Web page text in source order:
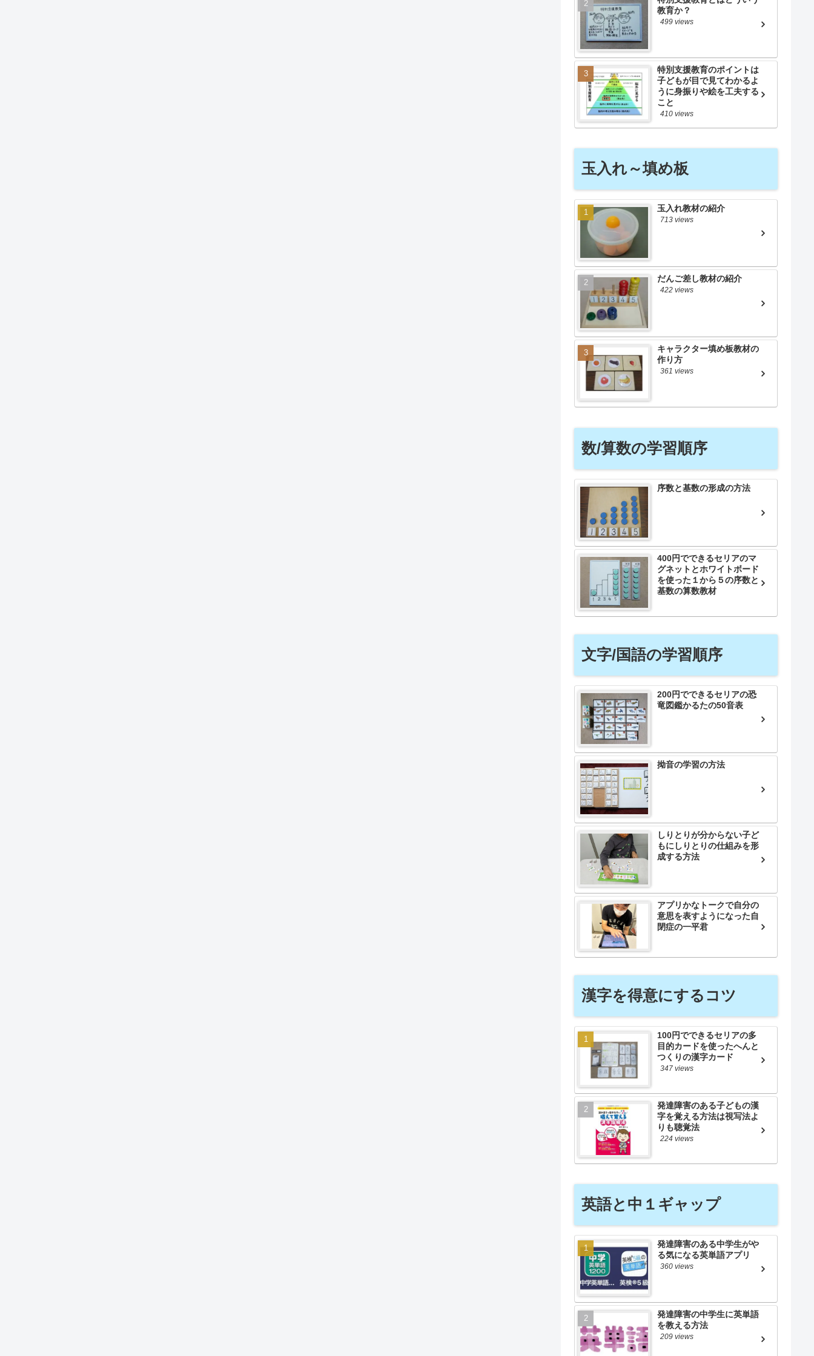
教育か？
499 views
特別支援教育のポイントは
子どもが目で見てわかるよ
うに身振りや絵を工夫する
こと
410 views
玉入れ～填め板
玉入れ教材の紹介
713 views
だんご差し教材の紹介
422 views
キャラクター填め板教材の
作り方
361 views
数/算数の学習順序
序数と基数の形成の方法
400円でできるセリアのマ
グネットとホワイトボード
を使った１から５の序数と
基数の算数教材
文字/国語の学習順序
200円でできるセリアの恐
竜図鑑かるたの50音表
拗音の学習の方法
しりとりが分からない子ど
もにしりとりの仕組みを形
成する方法
アプリかなトークで自分の
意思を表すようになった自
閉症の一平君
漢字を得意にするコツ
100円でできるセリアの多
目的カードを使ったへんと
つくりの漢字カード
347 views
発達障害のある子どもの漢
字を覚える方法は視写法よ
りも聴覚法
224 views
英語と中１ギャップ
発達障害のある中学生がや
る気になる英単語アプリ
360 views
発達障害の中学生に英単語
を教える方法
209 views